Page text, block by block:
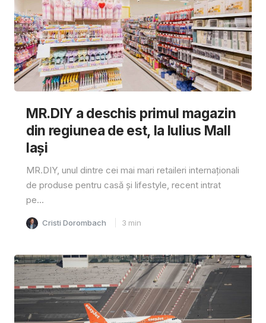
MR.DIY a deschis primul magazin
din regiunea de est, la Iulius Mall
Iași
MR.DIY, unul dintre cei mai mari retaileri internaționali
de produse pentru casă și lifestyle, recent intrat
pe...
Cristi Dorombach 3 min